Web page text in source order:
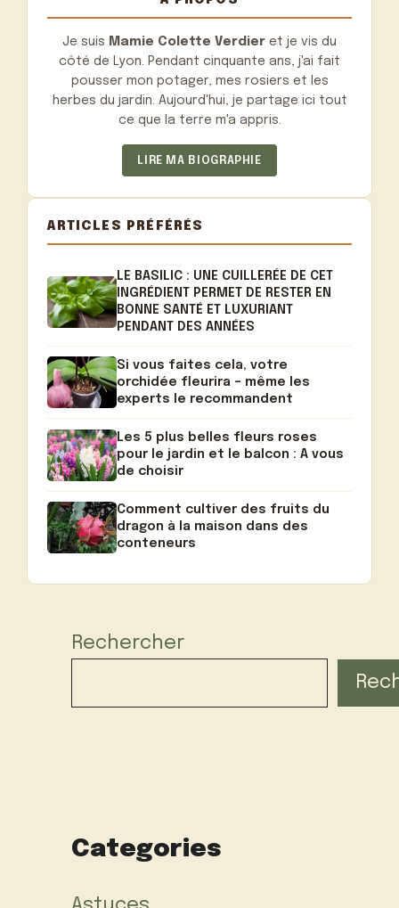
Je suis Mamie Colette Verdier et je vis du
côté de Lyon. Pendant cinquante ans, j'ai fait
pousser mon potager, mes rosiers et les
herbes du jardin. Aujourd'hui, je partage ici tout
ce que la terre m'a appris.
LIRE MA BIOGRAPHIE
ARTICLES PRÉFÉRÉS
LE BASILIC : UNE CUILLERÉE DE CET
INGRÉDIENT PERMET DE RESTER EN
BONNE SANTÉ ET LUXURIANT
PENDANT DES ANNÉES
Si vous faites cela, votre
orchidée fleurira – même les
experts le recommandent
Les 5 plus belles fleurs roses
pour le jardin et le balcon : A vous
de choisir
Comment cultiver des fruits du
dragon à la maison dans des
conteneurs
Rechercher
Categories